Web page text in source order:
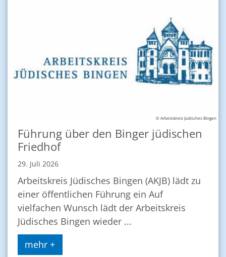
© Arbeitskreis Jüdisches Bingen
Führung über den Binger jüdischen
Friedhof
29. Juli 2026
Arbeitskreis Jüdisches Bingen (AKJB) lädt zu
einer öffentlichen Führung ein Auf
vielfachen Wunsch lädt der Arbeitskreis
Jüdisches Bingen wieder ...
mehr +